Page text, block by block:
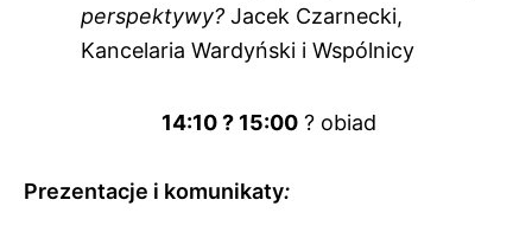
perspektywy? Jacek Czarnecki,
Kancelaria Wardyński i Wspólnicy
14:10 ? 15:00? obiad
Prezentacje i komunikaty: